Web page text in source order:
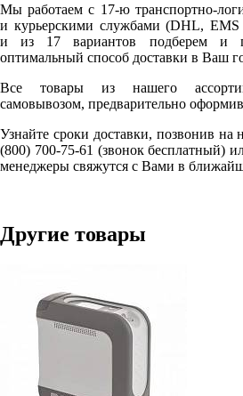
Мы работаем с 17-ю транспортно-
и курьерскими службами (DHL,
и из 17 вариантов подберем и
оптимальный способ доставки в Ваш
Все товары из нашего
самовывозом, предварительно оформив
Узнайте сроки доставки, позвонив на
(800) 700-75-61 (звонок бесплатный)
менеджеры свяжутся с Вами в
Другие товары